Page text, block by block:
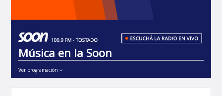
Música en la Soon
Ver programación